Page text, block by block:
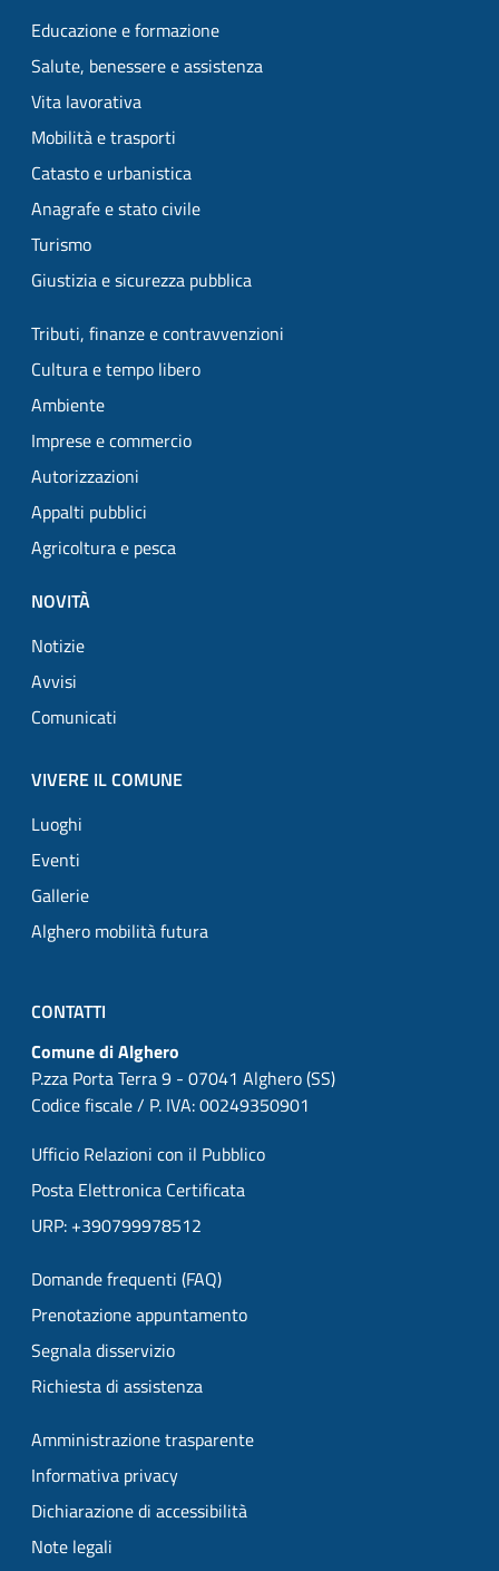
Educazione e formazione
Salute, benessere e assistenza
Vita lavorativa
Mobilità e trasporti
Catasto e urbanistica
Anagrafe e stato civile
Turismo
Giustizia e sicurezza pubblica
Tributi, finanze e contravvenzioni
Cultura e tempo libero
Ambiente
Imprese e commercio
Autorizzazioni
Appalti pubblici
Agricoltura e pesca
NOVITÀ
Notizie
Avvisi
Comunicati
VIVERE IL COMUNE
Luoghi
Eventi
Gallerie
Alghero mobilità futura
CONTATTI
Comune di Alghero
P.zza Porta Terra 9 - 07041 Alghero (SS)
Codice fiscale / P. IVA: 00249350901
Ufficio Relazioni con il Pubblico
Posta Elettronica Certificata
URP: +390799978512
Domande frequenti (FAQ)
Prenotazione appuntamento
Segnala disservizio
Richiesta di assistenza
Amministrazione trasparente
Informativa privacy
Dichiarazione di accessibilità
Note legali